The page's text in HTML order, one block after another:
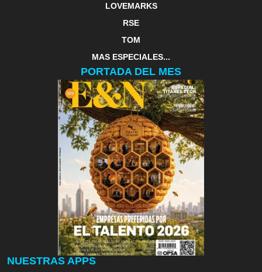
LOVEMARKS
RSE
TOM
MAS ESPECIALES...
PORTADA DEL MES
NUESTRAS APPS